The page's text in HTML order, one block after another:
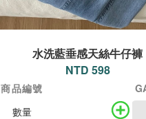
水洗藍垂感天絲牛仔褲
NTD 598
商品編號
數量